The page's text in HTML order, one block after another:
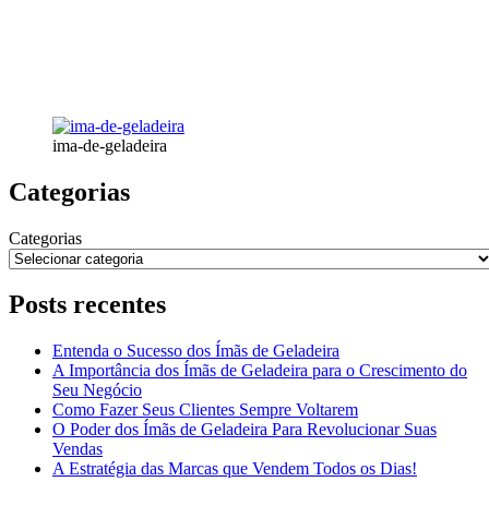
ima-de-geladeira
Categorias
Categorias
Posts recentes
Entenda o Sucesso dos Ímãs de Geladeira
A Importância dos Ímãs de Geladeira para o Crescimento do
Seu Negócio
Como Fazer Seus Clientes Sempre Voltarem
O Poder dos Ímãs de Geladeira Para Revolucionar Suas
Vendas
A Estratégia das Marcas que Vendem Todos os Dias!